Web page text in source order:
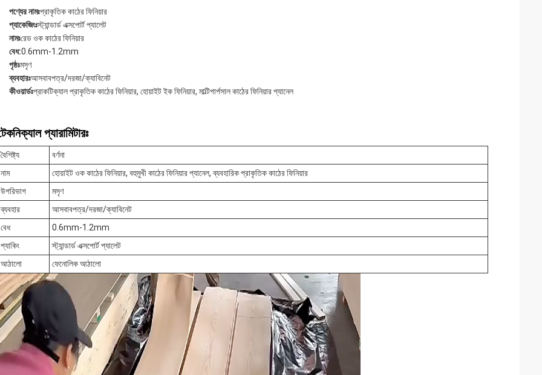
পণ্যের নামঃপ্রাকৃতিক কাঠের ফিনিয়ার
প্যাকেজিংঃস্ট্যান্ডার্ড এক্সপোর্ট প্যালেট
নামঃরেড ওক কাঠের ফিনিয়ার
বেধ:0.6mm-1.2mm
পৃষ্ঠঃমসৃণ
ব্যবহারঃআসবাবপত্র/দরজা/ক্যাবিনেট
কীওয়ার্ডঃপ্রাকটিক্যাল প্রাকৃতিক কাঠের ফিনিয়ার, হোয়াইট ইক ফিনিয়ার, মাল্টিপার্পসাল কাঠের ফিনিয়ার প্যানেল
প্যারামিটারঃ
বৈশিষ্ট্য
বর্ণনা
নাম
হোয়াইট ওক কাঠের ফিনিয়ার, বহুমুখী কাঠের ফিনিয়ার প্যানেল, ব্যবহারিক প্রাকৃতিক কাঠের ফিনিয়ার
উপরিভাগ
মসৃণ
ব্যবহার
আসবাবপত্র/দরজা/ক্যাবিনেট
বেধ
0.6mm-1.2mm
প্যাকিং
স্ট্যান্ডার্ড এক্সপোর্ট প্যালেট
আঠালো
ফেনোলিক আঠালো